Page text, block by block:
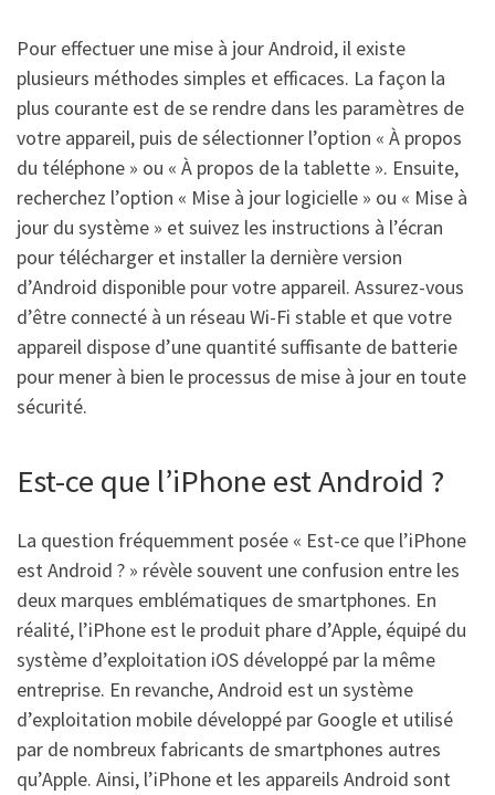
Pour effectuer une mise à jour Android, il existe
plusieurs méthodes simples et efficaces. La façon la
plus courante est de se rendre dans les paramètres de
votre appareil, puis de sélectionner l’option « À propos
du téléphone » ou « À propos de la tablette ». Ensuite,
recherchez l’option « Mise à jour logicielle » ou « Mise à
jour du système » et suivez les instructions à l’écran
pour télécharger et installer la dernière version
d’Android disponible pour votre appareil. Assurez-vous
d’être connecté à un réseau Wi-Fi stable et que votre
appareil dispose d’une quantité suffisante de batterie
pour mener à bien le processus de mise à jour en toute
sécurité.
Est-ce que l’iPhone est Android ?
La question fréquemment posée « Est-ce que l’iPhone
est Android ? » révèle souvent une confusion entre les
deux marques emblématiques de smartphones. En
réalité, l’iPhone est le produit phare d’Apple, équipé du
système d’exploitation iOS développé par la même
entreprise. En revanche, Android est un système
d’exploitation mobile développé par Google et utilisé
par de nombreux fabricants de smartphones autres
qu’Apple. Ainsi, l’iPhone et les appareils Android sont